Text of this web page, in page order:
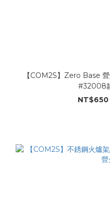
【COM2S】Zero Base
#32008